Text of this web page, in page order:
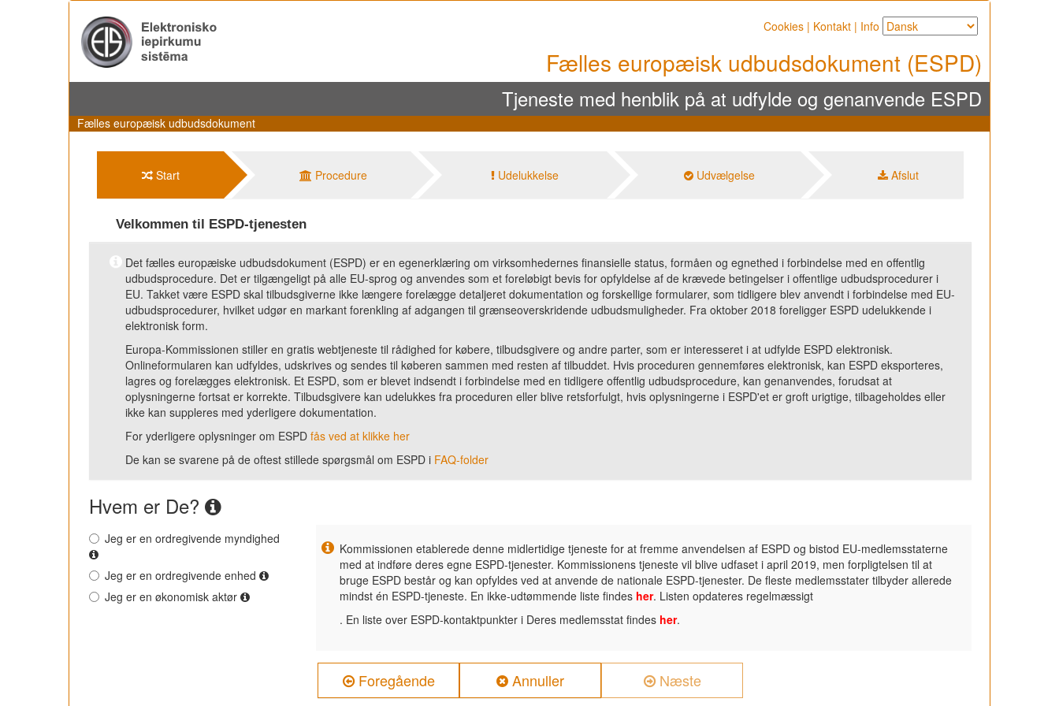
Cookies | Kontakt | Info
Fælles europæisk udbudsdokument (ESPD)
Tjeneste med henblik på at udfylde og genanvende ESPD
Fælles europæisk udbudsdokument
Start Procedure Udelukkelse Udvælgelse Afslut
Velkommen til ESPD-tjenesten
Det fælles europæiske udbudsdokument (ESPD) er en egenerklæring om virksomhedernes finansielle status, formåen og egnethed i forbindelse med en offentlig
udbudsprocedure. Det er tilgængeligt på alle EU-sprog og anvendes som et foreløbigt bevis for opfyldelse af de krævede betingelser i offentlige udbudsprocedurer i
EU. Takket være ESPD skal tilbudsgiverne ikke længere forelægge detaljeret dokumentation og forskellige formularer, som tidligere blev anvendt i forbindelse med EU-
udbudsprocedurer, hvilket udgør en markant forenkling af adgangen til grænseoverskridende udbudsmuligheder. Fra oktober 2018 foreligger ESPD udelukkende i
elektronisk form.
Europa-Kommissionen stiller en gratis webtjeneste til rådighed for købere, tilbudsgivere og andre parter, som er interesseret i at udfylde ESPD elektronisk.
Onlineformularen kan udfyldes, udskrives og sendes til køberen sammen med resten af tilbuddet. Hvis proceduren gennemføres elektronisk, kan ESPD eksporteres,
lagres og forelægges elektronisk. Et ESPD, som er blevet indsendt i forbindelse med en tidligere offentlig udbudsprocedure, kan genanvendes, forudsat at
oplysningerne fortsat er korrekte. Tilbudsgivere kan udelukkes fra proceduren eller blive retsforfulgt, hvis oplysningerne i ESPD'et er groft urigtige, tilbageholdes eller
ikke kan suppleres med yderligere dokumentation.
For yderligere oplysninger om ESPD fås ved at klikke her
De kan se svarene på de oftest stillede spørgsmål om ESPD i FAQ-folder
Hvem er De?
Jeg er en ordregivende myndighed
Jeg er en ordregivende enhed
Jeg er en økonomisk aktør
Kommissionen etablerede denne midlertidige tjeneste for at fremme anvendelsen af ESPD og bistod EU-medlemsstaterne
med at indføre deres egne ESPD-tjenester. Kommissionens tjeneste vil blive udfaset i april 2019, men forpligtelsen til at
bruge ESPD består og kan opfyldes ved at anvende de nationale ESPD-tjenester. De fleste medlemsstater tilbyder allerede
mindst én ESPD-tjeneste. En ikke-udtømmende liste findes her. Listen opdateres regelmæssigt
. En liste over ESPD-kontaktpunkter i Deres medlemsstat findes her.
Foregående Annuller Næste